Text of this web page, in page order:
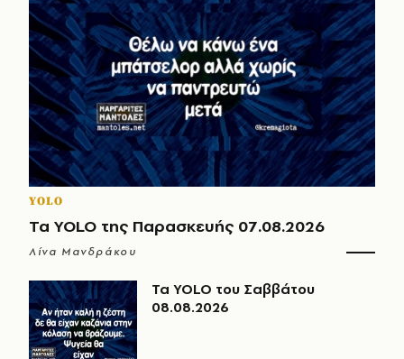
YOLO
Τα YOLO της Παρασκευής 07.08.2026
Λίνα Μανδράκου
Τα YOLO του Σαββάτου
08.08.2026